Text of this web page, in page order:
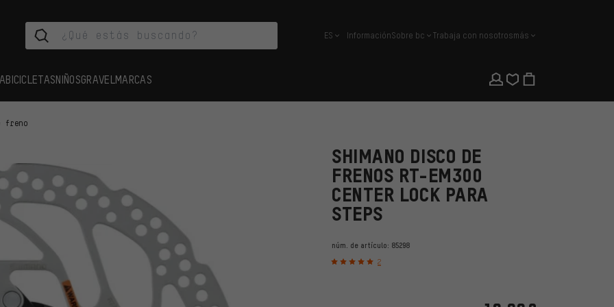
español
ES InformaciónSobre bc Trabaja con nosotrosmás
BICICLETASNIÑOSGRAVEL MARCAS
freno
SHIMANO DISCO DE
FRENOS RT-EM300
CENTER LOCK PARA
STEPS
núm. de artículo: 85298
2